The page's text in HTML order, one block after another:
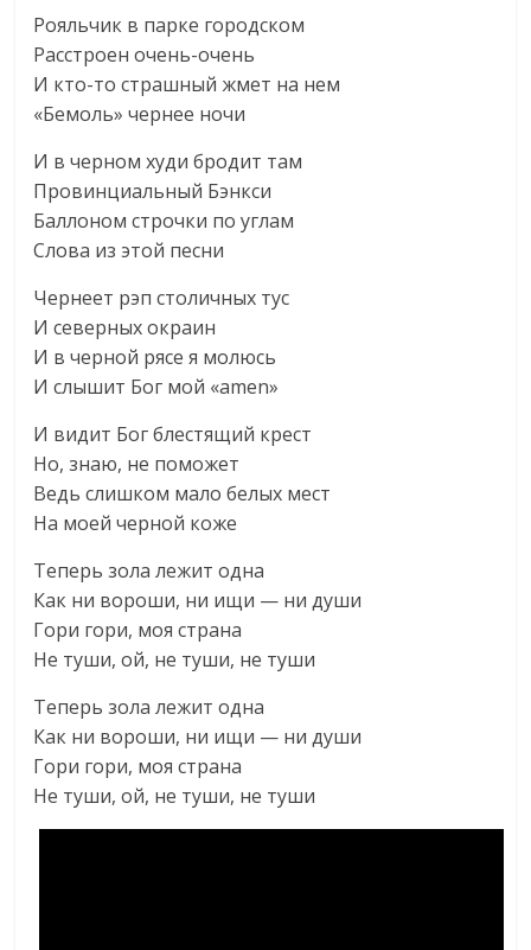
Рояльчик в парке городском
Расстроен очень-очень
И кто-то страшный жмет на нем
«Бемоль» чернее ночи
И в черном худи бродит там
Провинциальный Бэнкси
Баллоном строчки по углам
Слова из этой песни
Чернеет рэп столичных тус
И северных окраин
И в черной рясе я молюсь
И слышит Бог мой «аmen»
И видит Бог блестящий крест
Но, знаю, не поможет
Ведь слишком мало белых мест
На моей черной коже
Теперь зола лежит одна
Как ни вороши, ни ищи — ни души
Гори гори, моя страна
Не туши, ой, не туши, не туши
Теперь зола лежит одна
Как ни вороши, ни ищи — ни души
Гори гори, моя страна
Не туши, ой, не туши, не туши